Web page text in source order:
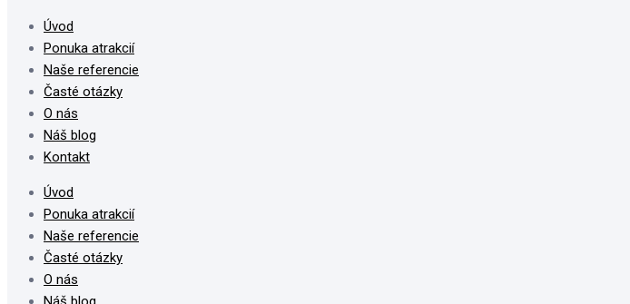
Úvod
Ponuka atrakcií
Naše referencie
Časté otázky
O nás
Náš blog
Kontakt
Úvod
Ponuka atrakcií
Naše referencie
Časté otázky
O nás